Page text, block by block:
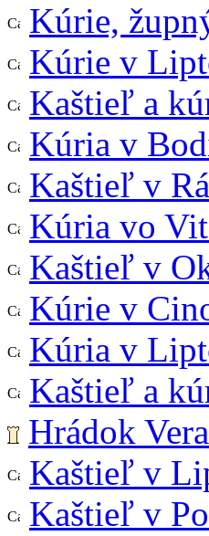
Kúrie,
Kúrie v
Kaštieľ a
Kúria v
Kaštieľ v
Kúria vo
Kaštieľ v
Kúrie v
Kúria v
Kaštieľ a
Hrádok
Kaštieľ v
Kaštieľ v